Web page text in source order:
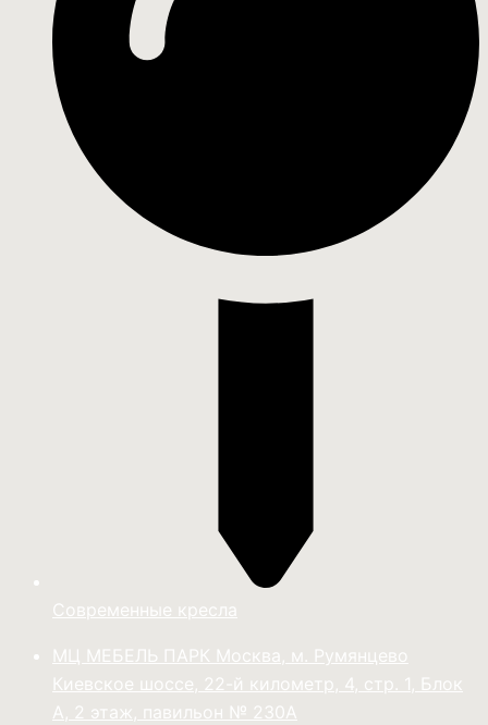
Современные кресла
МЦ МЕБЕЛЬ ПАРК Москва, м. Румянцево
Киевское шоссе, 22-й километр, 4, стр. 1, Блок
А, 2 этаж, павильон № 230А